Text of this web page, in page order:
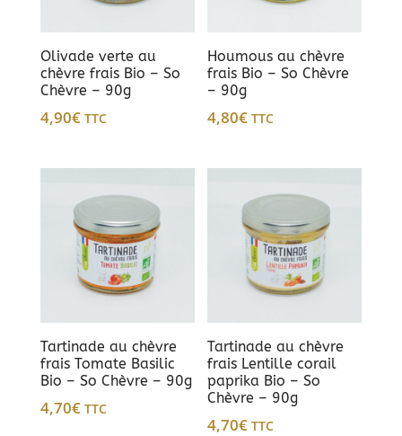
Olivade verte au
chèvre frais Bio – So
Chèvre – 90g
4,90€ TTC
Houmous au chèvre
frais Bio – So Chèvre
– 90g
4,80€ TTC
Tartinade au chèvre
frais Tomate Basilic
Bio – So Chèvre – 90g
4,70€ TTC
Tartinade au chèvre
frais Lentille corail
paprika Bio – So
Chèvre – 90g
4,70€ TTC